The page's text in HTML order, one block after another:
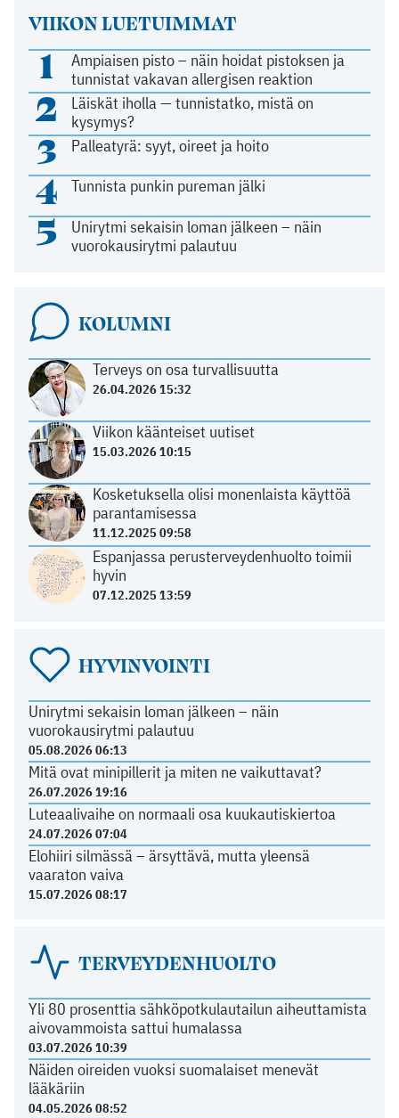
VIIKON LUETUIMMAT
1
Ampiaisen pisto – näin hoidat pistoksen ja
tunnistat vakavan allergisen reaktion
2
Läiskät iholla — tunnistatko, mistä on
kysymys?
3 Palleatyrä: syyt, oireet ja hoito
4 Tunnista punkin pureman jälki
5
Unirytmi sekaisin loman jälkeen – näin
vuorokausirytmi palautuu
KOLUMNI
Terveys on osa turvallisuutta
26.04.2026 15:32
Viikon käänteiset uutiset
15.03.2026 10:15
Kosketuksella olisi monenlaista käyttöä
parantamisessa
11.12.2025 09:58
Espanjassa perusterveydenhuolto toimii
hyvin
07.12.2025 13:59
HYVINVOINTI
Unirytmi sekaisin loman jälkeen – näin
vuorokausirytmi palautuu
05.08.2026 06:13
Mitä ovat minipillerit ja miten ne vaikuttavat?
26.07.2026 19:16
Luteaalivaihe on normaali osa kuukautiskiertoa
24.07.2026 07:04
Elohiiri silmässä – ärsyttävä, mutta yleensä
vaaraton vaiva
15.07.2026 08:17
TERVEYDENHUOLTO
Yli 80 prosenttia sähköpotkulautailun aiheuttamista
aivovammoista sattui humalassa
03.07.2026 10:39
Näiden oireiden vuoksi suomalaiset menevät
lääkäriin
04.05.2026 08:52